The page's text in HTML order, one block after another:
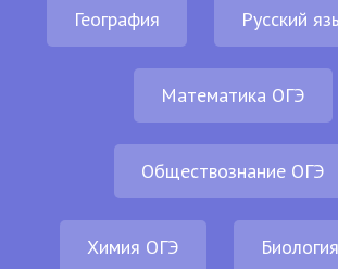
География Русский
Математика ОГЭ
Обществознание ОГЭ
Химия ОГЭ